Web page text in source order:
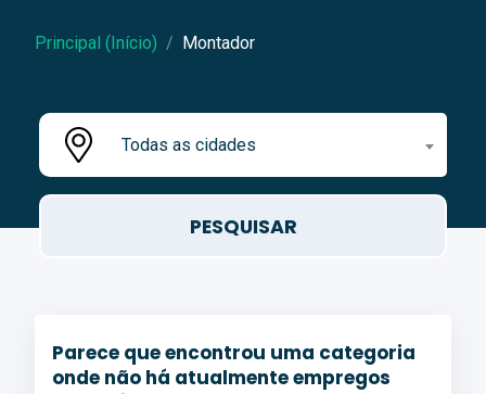
Principal (Início) Montador
Todas as cidades
Parece que encontrou uma categoria
onde não há atualmente empregos